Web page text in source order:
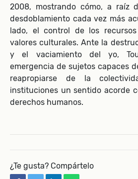
2008, mostrando cómo, a raíz
desdoblamiento cada vez más
lado, el control de los
valores culturales. Ante la
y el vaciamiento del yo,
emergencia de sujetos capaces
reapropiarse de la
instituciones un sentido acorde
derechos humanos.
¿Te gusta? Compártelo